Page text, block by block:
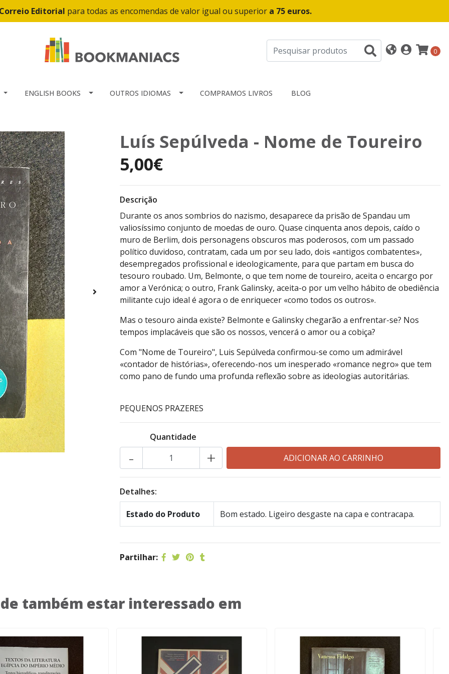
Editorial para todas as encomendas de valor igual ou superior a 75 euros.
0
ENGLISH BOOKS OUTROS IDIOMAS COMPRAMOS LIVROS BLOG
Luís Sepúlveda - Nome de Toureiro
5,00€
Descrição
Durante os anos sombrios do nazismo, desaparece da prisão de Spandau um
valiosíssimo conjunto de moedas de ouro. Quase cinquenta anos depois, caído o
muro de Berlim, dois personagens obscuros mas poderosos, com um passado
político duvidoso, contratam, cada um por seu lado, dois «antigos combatentes»,
desempregados profissional e ideologicamente, para que partam em busca do
tesouro roubado. Um, Belmonte, o que tem nome de toureiro, aceita o encargo por
amor a Verónica; o outro, Frank Galinsky, aceita-o por um velho hábito de obediência
militante cujo ideal é agora o de enriquecer «como todos os outros».
Mas o tesouro ainda existe? Belmonte e Galinsky chegarão a enfrentar-se? Nos
tempos implacáveis que são os nossos, vencerá o amor ou a cobiça?
Com "Nome de Toureiro", Luis Sepúlveda confirmou-se como um admirável
«contador de histórias», oferecendo-nos um inesperado «romance negro» que tem
como pano de fundo uma profunda reflexão sobre as ideologias autoritárias.
PEQUENOS PRAZERES
Quantidade
+
-
Detalhes:
Estado do Produto Bom estado. Ligeiro desgaste na capa e contracapa.
Partilhar:
também estar interessado em